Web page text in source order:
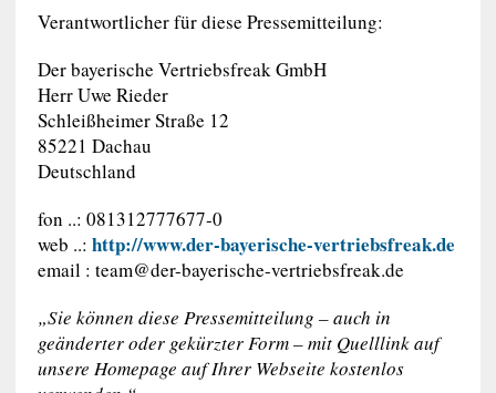
Verantwortlicher für diese Pressemitteilung:
Der bayerische Vertriebsfreak GmbH
Herr Uwe Rieder
Schleißheimer Straße 12
85221 Dachau
Deutschland
fon ..: 081312777677-0
web ..: http://www.der-bayerische-vertriebsfreak.de
email : team@der-bayerische-vertriebsfreak.de
„Sie können diese Pressemitteilung – auch in
geänderter oder gekürzter Form – mit Quelllink auf
unsere Homepage auf Ihrer Webseite kostenlos